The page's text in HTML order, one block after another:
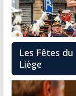
Les Fêtes
Liège